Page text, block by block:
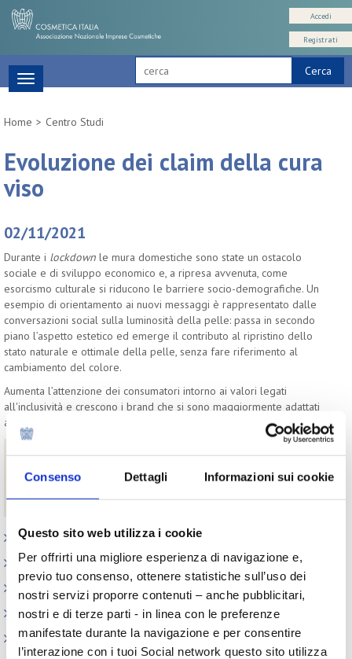
Consenso Dettagli Informazioni sui cookie
Questo sito web utilizza i cookie
Per offrirti una migliore esperienza di navigazione e,
previo tuo consenso, ottenere statistiche sull’uso dei
nostri servizi proporre contenuti – anche pubblicitari,
nostri e di terze parti - in linea con le preferenze
manifestate durante la navigazione e per consentire
l’interazione con i tuoi Social network questo sito utilizza
Cerca
Accedi
Registrati
Toggle
navigation
Home
Centro Studi
Evoluzione dei claim della cura
viso
02/11/2021
Durante i lockdown le mura domestiche sono state un ostacolo
sociale e di sviluppo economico e, a ripresa avvenuta, come
esorcismo culturale si riducono le barriere socio-demografiche. Un
esempio di orientamento ai nuovi messaggi è rappresentato dalle
conversazioni social sulla luminosità della pelle: passa in secondo
piano l’aspetto estetico ed emerge il contributo al ripristino dello
stato naturale e ottimale della pelle, senza fare riferimento al
cambiamento del colore.
Aumenta l’attenzione dei consumatori intorno ai valori legati
all'inclusività e crescono i brand che si sono maggiormente adattati
al cambiamento culturale.
Download
Evoluzione dei claim della cura viso
Beauty Trend Watch - versione completa di ottobre 2021
Appuntamenti
Outlook: il nuovo report del Centro Studi
Contesto macroeconomico
Scenari internazionali
Consumer trends